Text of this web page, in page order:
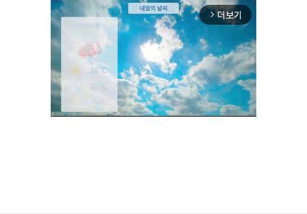
arrow_forward_ios 더보기